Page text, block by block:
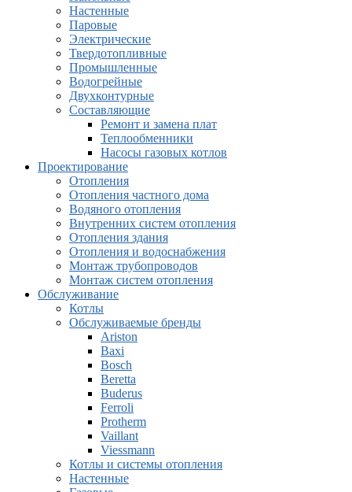
Настенные
Паровые
Электрические
Твердотопливные
Промышленные
Водогрейные
Двухконтурные
Составляющие
Ремонт и замена плат
Теплообменники
Насосы газовых котлов
Проектирование
Отопления
Отопления частного дома
Водяного отопления
Внутренних систем отопления
Отопления здания
Отопления и водоснабжения
Монтаж трубопроводов
Монтаж систем отопления
Обслуживание
Котлы
Обслуживаемые бренды
Ariston
Baxi
Bosch
Beretta
Buderus
Ferroli
Protherm
Vaillant
Viessmann
Котлы и системы отопления
Настенные